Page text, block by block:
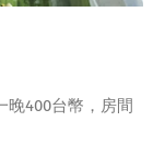
晚400台幣，房間